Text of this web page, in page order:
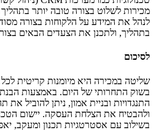
מכירות לשלוט בצורה טובה יותר
לנהל את המידע על הלקוחות בצורה
בתהליך, ולתכנן את הצעדים הבאים
לסיכום
שליטה במכירה היא מיומנות קריטית לכל
בשוק התחרותי של היום. באמצעות
התנגדויות ובניית אמון, ניתן להוביל
ולהבטיח את הצלחת העסקה. יישום
בשילוב עם אסטרטגיות תכנון ומעקב,